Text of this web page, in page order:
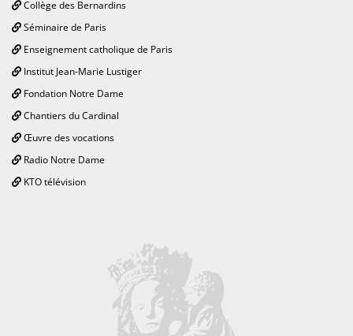
Collège des Bernardins
Séminaire de Paris
Enseignement catholique de Paris
Institut Jean-Marie Lustiger
Fondation Notre Dame
Chantiers du Cardinal
Œuvre des vocations
Radio Notre Dame
KTO télévision